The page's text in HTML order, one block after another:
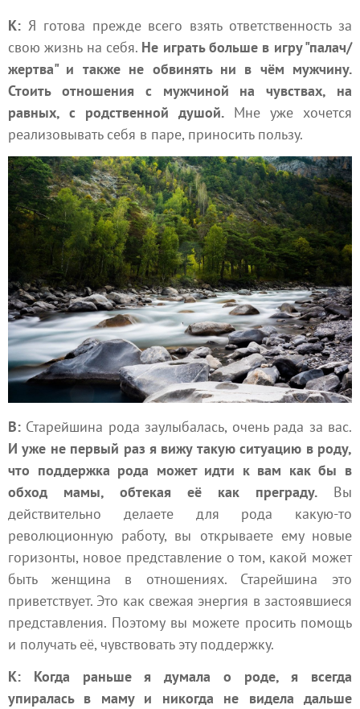
К: Я готова прежде всего взять ответственность за
свою жизнь на себя. Не играть больше в игру "палач/
жертва" и также не обвинять ни в чём мужчину.
Стоить отношения с мужчиной на чувствах, на
равных, с родственной душой. Мне уже хочется
реализовывать себя в паре, приносить пользу.
В: Старейшина рода заулыбалась, очень рада за вас.
И уже не первый раз я вижу такую ситуацию в роду,
что поддержка рода может идти к вам как бы в
обход мамы, обтекая её как преграду. Вы
действительно делаете для рода какую-то
революционную работу, вы открываете ему новые
горизонты, новое представление о том, какой может
быть женщина в отношениях. Старейшина это
приветствует. Это как свежая энергия в застоявшиеся
представления. Поэтому вы можете просить помощь
и получать её, чувствовать эту поддержку.
К: Когда раньше я думала о роде, я всегда
упиралась в маму и никогда не видела дальше